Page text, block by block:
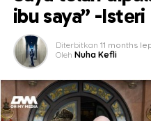
ibu saya” -Isteri
Diterbitkan 11 months
Oleh Nuha Kefli